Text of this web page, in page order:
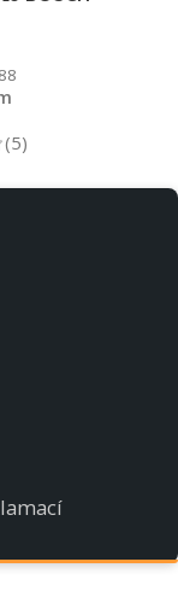
(5)